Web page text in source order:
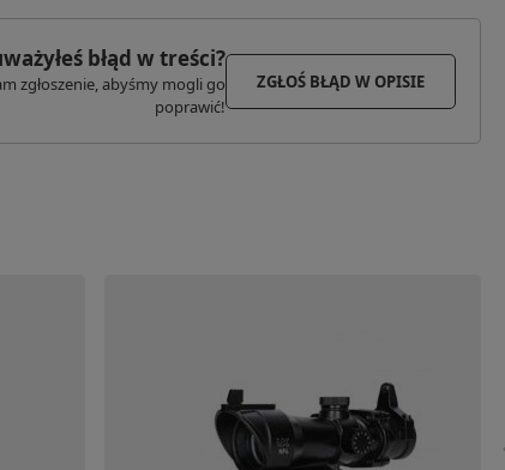
błąd w treści?
zgłoszenie, abyśmy mogli go
poprawić!
ZGŁOŚ BŁĄD W OPISIE